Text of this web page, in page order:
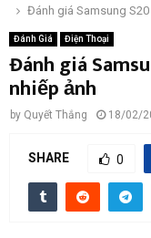
Đánh giá Samsung
Đánh Giá Điện Thoại
Đánh giá
nhiếp ảnh
by Quyết Thắng 18/02/
SHARE 0